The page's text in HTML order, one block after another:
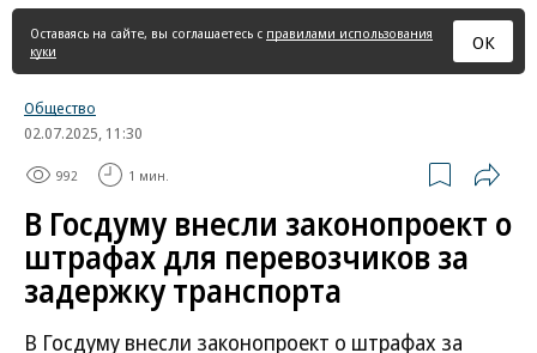
страница
Оставаясь на сайте, вы соглашаетесь с правилами использования
куки
ОК
Общество
02.07.2025, 11:30
992 1 мин.
В Госдуму внесли законопроект о
штрафах для перевозчиков за
задержку транспорта
В Госдуму внесли законопроект о штрафах за